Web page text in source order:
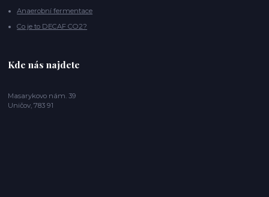
Anaerobní fermentace
Co je to DECAF CO2?
Kde nás najdete
Masarykovo nám. 39
Uničov, 783 91